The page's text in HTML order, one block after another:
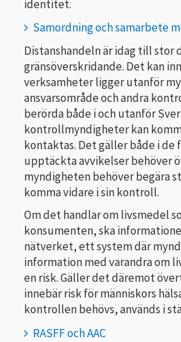
identitet.
Samordning och samarbete
Distanshandeln är idag till stor
gränsöverskridande. Det kan
verksamheter ligger utanför
ansvarsområde och andra
berörda både i och utanför
kontrollmyndigheter kan
kontaktas. Det gäller både i
upptäckta avvikelser behöver
myndigheten behöver begära
komma vidare i sin kontroll.
Om det handlar om livsmedel
konsumenten, ska
nätverket, ett system där
information med varandra om
en risk. Gäller det däremot
innebär risk för människors
kontrollen behövs, används i
RASFF och AAC